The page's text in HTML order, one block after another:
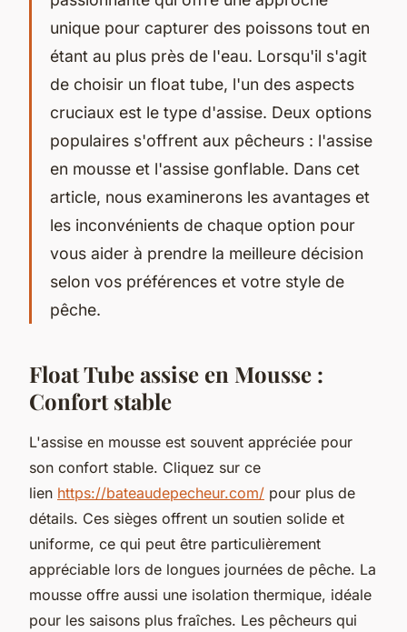
unique pour capturer des poissons tout en
étant au plus près de l'eau. Lorsqu'il s'agit
de choisir un float tube, l'un des aspects
cruciaux est le type d'assise. Deux options
populaires s'offrent aux pêcheurs : l'assise
en mousse et l'assise gonflable. Dans cet
article, nous examinerons les avantages et
les inconvénients de chaque option pour
vous aider à prendre la meilleure décision
selon vos préférences et votre style de
pêche.
Float Tube assise en Mousse :
Confort stable
L'assise en mousse est souvent appréciée pour
son confort stable. Cliquez sur ce
lien https://bateaudepecheur.com/ pour plus de
détails. Ces sièges offrent un soutien solide et
uniforme, ce qui peut être particulièrement
appréciable lors de longues journées de pêche. La
mousse offre aussi une isolation thermique, idéale
pour les saisons plus fraîches. Les pêcheurs qui